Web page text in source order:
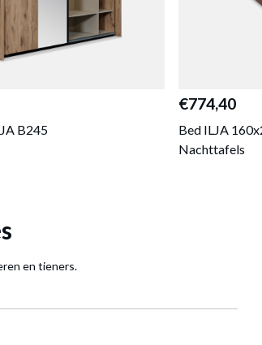
B245
€774,40
Bed ILJA
Nachttafels
en tieners.